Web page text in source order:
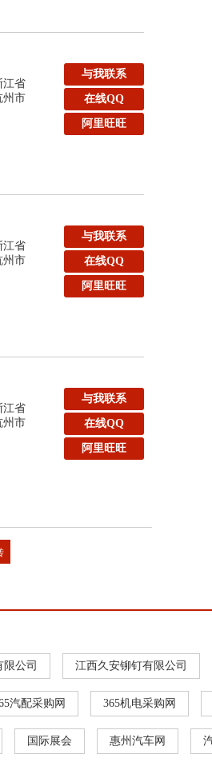
江省
州市
与我联系
在线QQ
阿里旺旺
江省
州市
与我联系
在线QQ
阿里旺旺
江省
州市
与我联系
在线QQ
阿里旺旺
公司 江西久安铆钉有限公司
汽配采购网 365机电采购网
国际展会 惠州汽车网